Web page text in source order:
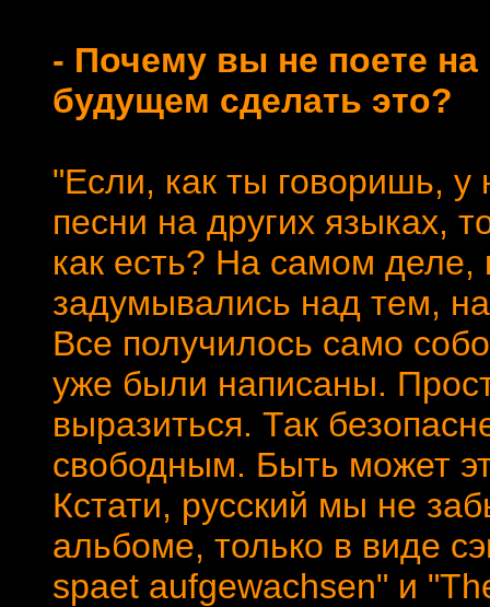
- Почему вы не поете
будущем сделать это?
"Если, как ты говоришь, у
песни на других языках,
как есть? На самом
задумывались над тем,
Все получилось само
уже были написаны.
выразиться. Так
свободным. Быть может
Кстати, русский мы не
альбоме, только в виде
spaet aufgewachsen" и